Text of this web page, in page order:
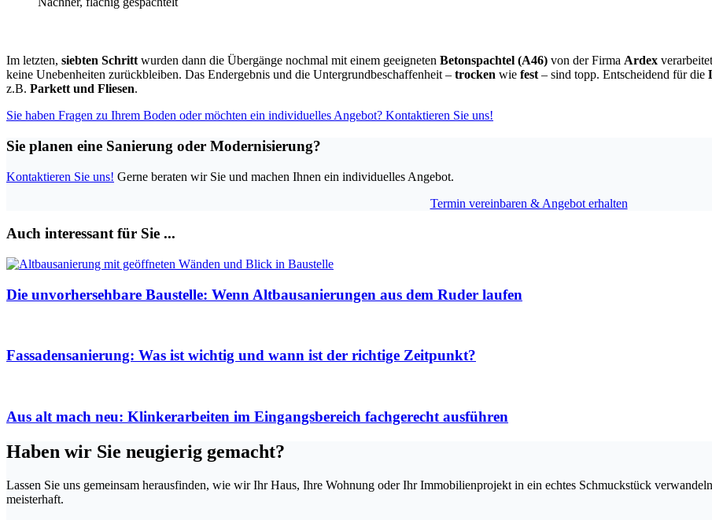
Im letzten, siebten Schritt wurden dann die Übergänge nochmal mit einem geeigneten Betonspachtel (A46) von der Firma Ardex
keine Unebenheiten zurückbleiben. Das Endergebnis und die Untergrundbeschaffenheit – trocken wie fest – sind topp. Entscheidend für die
z.B. Parkett und Fliesen.
Sie haben Fragen zu Ihrem Boden oder möchten ein individuelles Angebot? Kontaktieren Sie uns!
Sie planen eine Sanierung oder Modernisierung?
Kontaktieren Sie uns! Gerne beraten wir Sie und machen Ihnen ein individuelles Angebot.
Termin vereinbaren & Angebot erhalten
Auch interessant für Sie ...
Die unvorhersehbare Baustelle: Wenn Altbausanierungen aus dem Ruder laufen
Fassadensanierung: Was ist wichtig und wann ist der richtige Zeitpunkt?
Aus alt mach neu: Klinkerarbeiten im Eingangsbereich fachgerecht ausführen
Haben wir Sie neugierig gemacht?
Lassen Sie uns gemeinsam herausfinden, wie wir Ihr Haus, Ihre Wohnung oder Ihr Immobilienprojekt in ein echtes Schmuckstück
meisterhaft.